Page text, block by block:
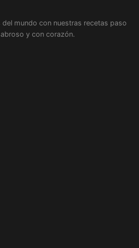
mundo con nuestras recetas paso
y con corazón.